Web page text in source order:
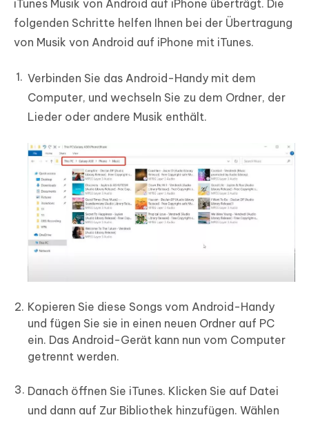
iTunes Musik von Android auf iPhone überträgt. Die
folgenden Schritte helfen Ihnen bei der Übertragung
von Musik von Android auf iPhone mit iTunes.
Verbinden Sie das Android-Handy mit dem
Computer, und wechseln Sie zu dem Ordner, der
Lieder oder andere Musik enthält.
Kopieren Sie diese Songs vom Android-Handy
und fügen Sie sie in einen neuen Ordner auf PC
ein. Das Android-Gerät kann nun vom Computer
getrennt werden.
Danach öffnen Sie iTunes. Klicken Sie auf Datei
und dann auf Zur Bibliothek hinzufügen. Wählen